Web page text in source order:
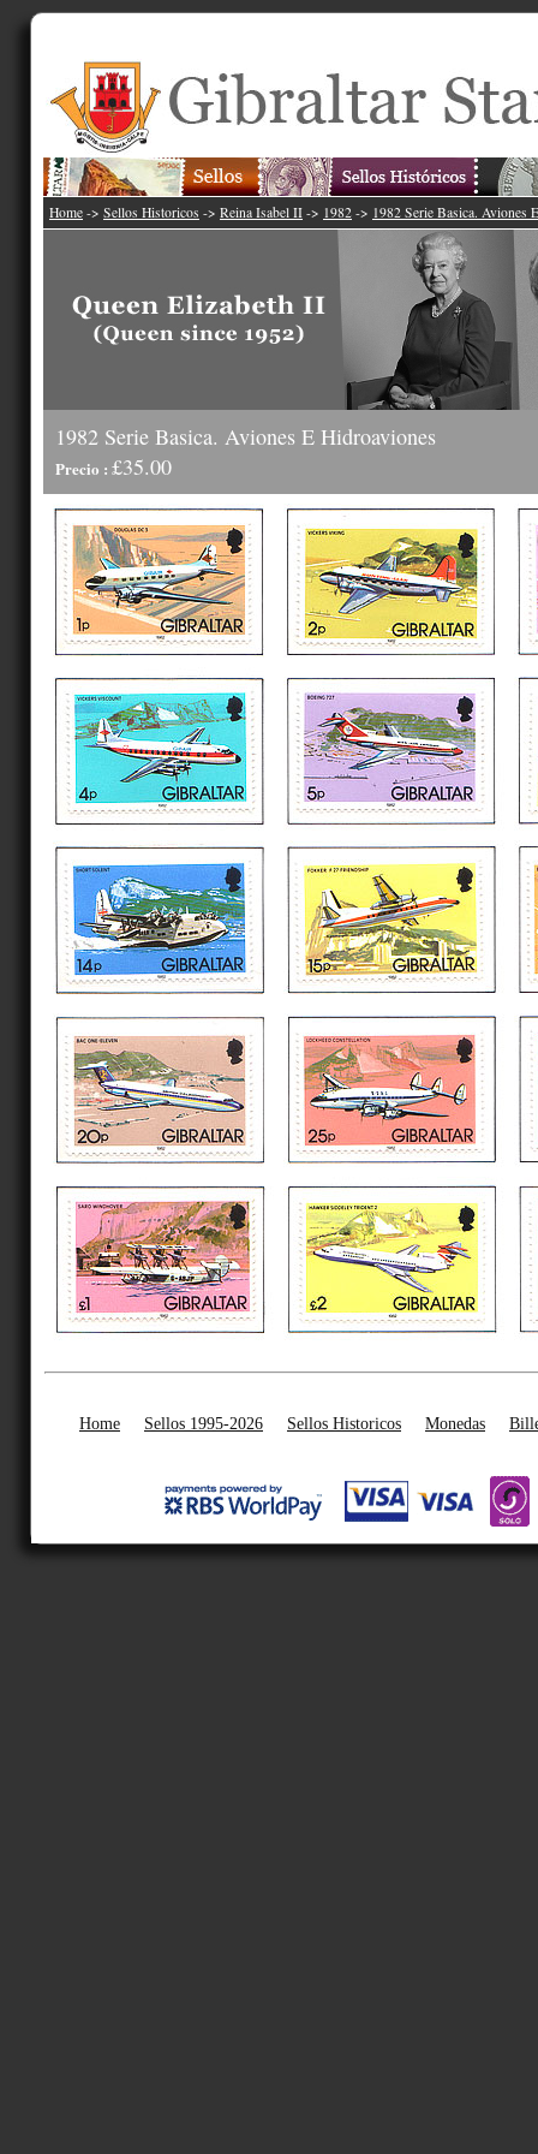
Home -> Sellos Historicos -> Reina Isabel II -> 1982 -> 1982 Serie Basica. Aviones
1982 Serie Basica. Aviones E Hidroaviones
Precio : £35.00
Home Sellos 1995-2026 Sellos Historicos Monedas